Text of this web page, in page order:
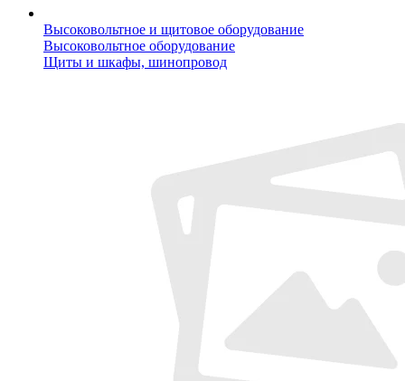
Высоковольтное и щитовое оборудование
Высоковольтное оборудование
Щиты и шкафы, шинопровод